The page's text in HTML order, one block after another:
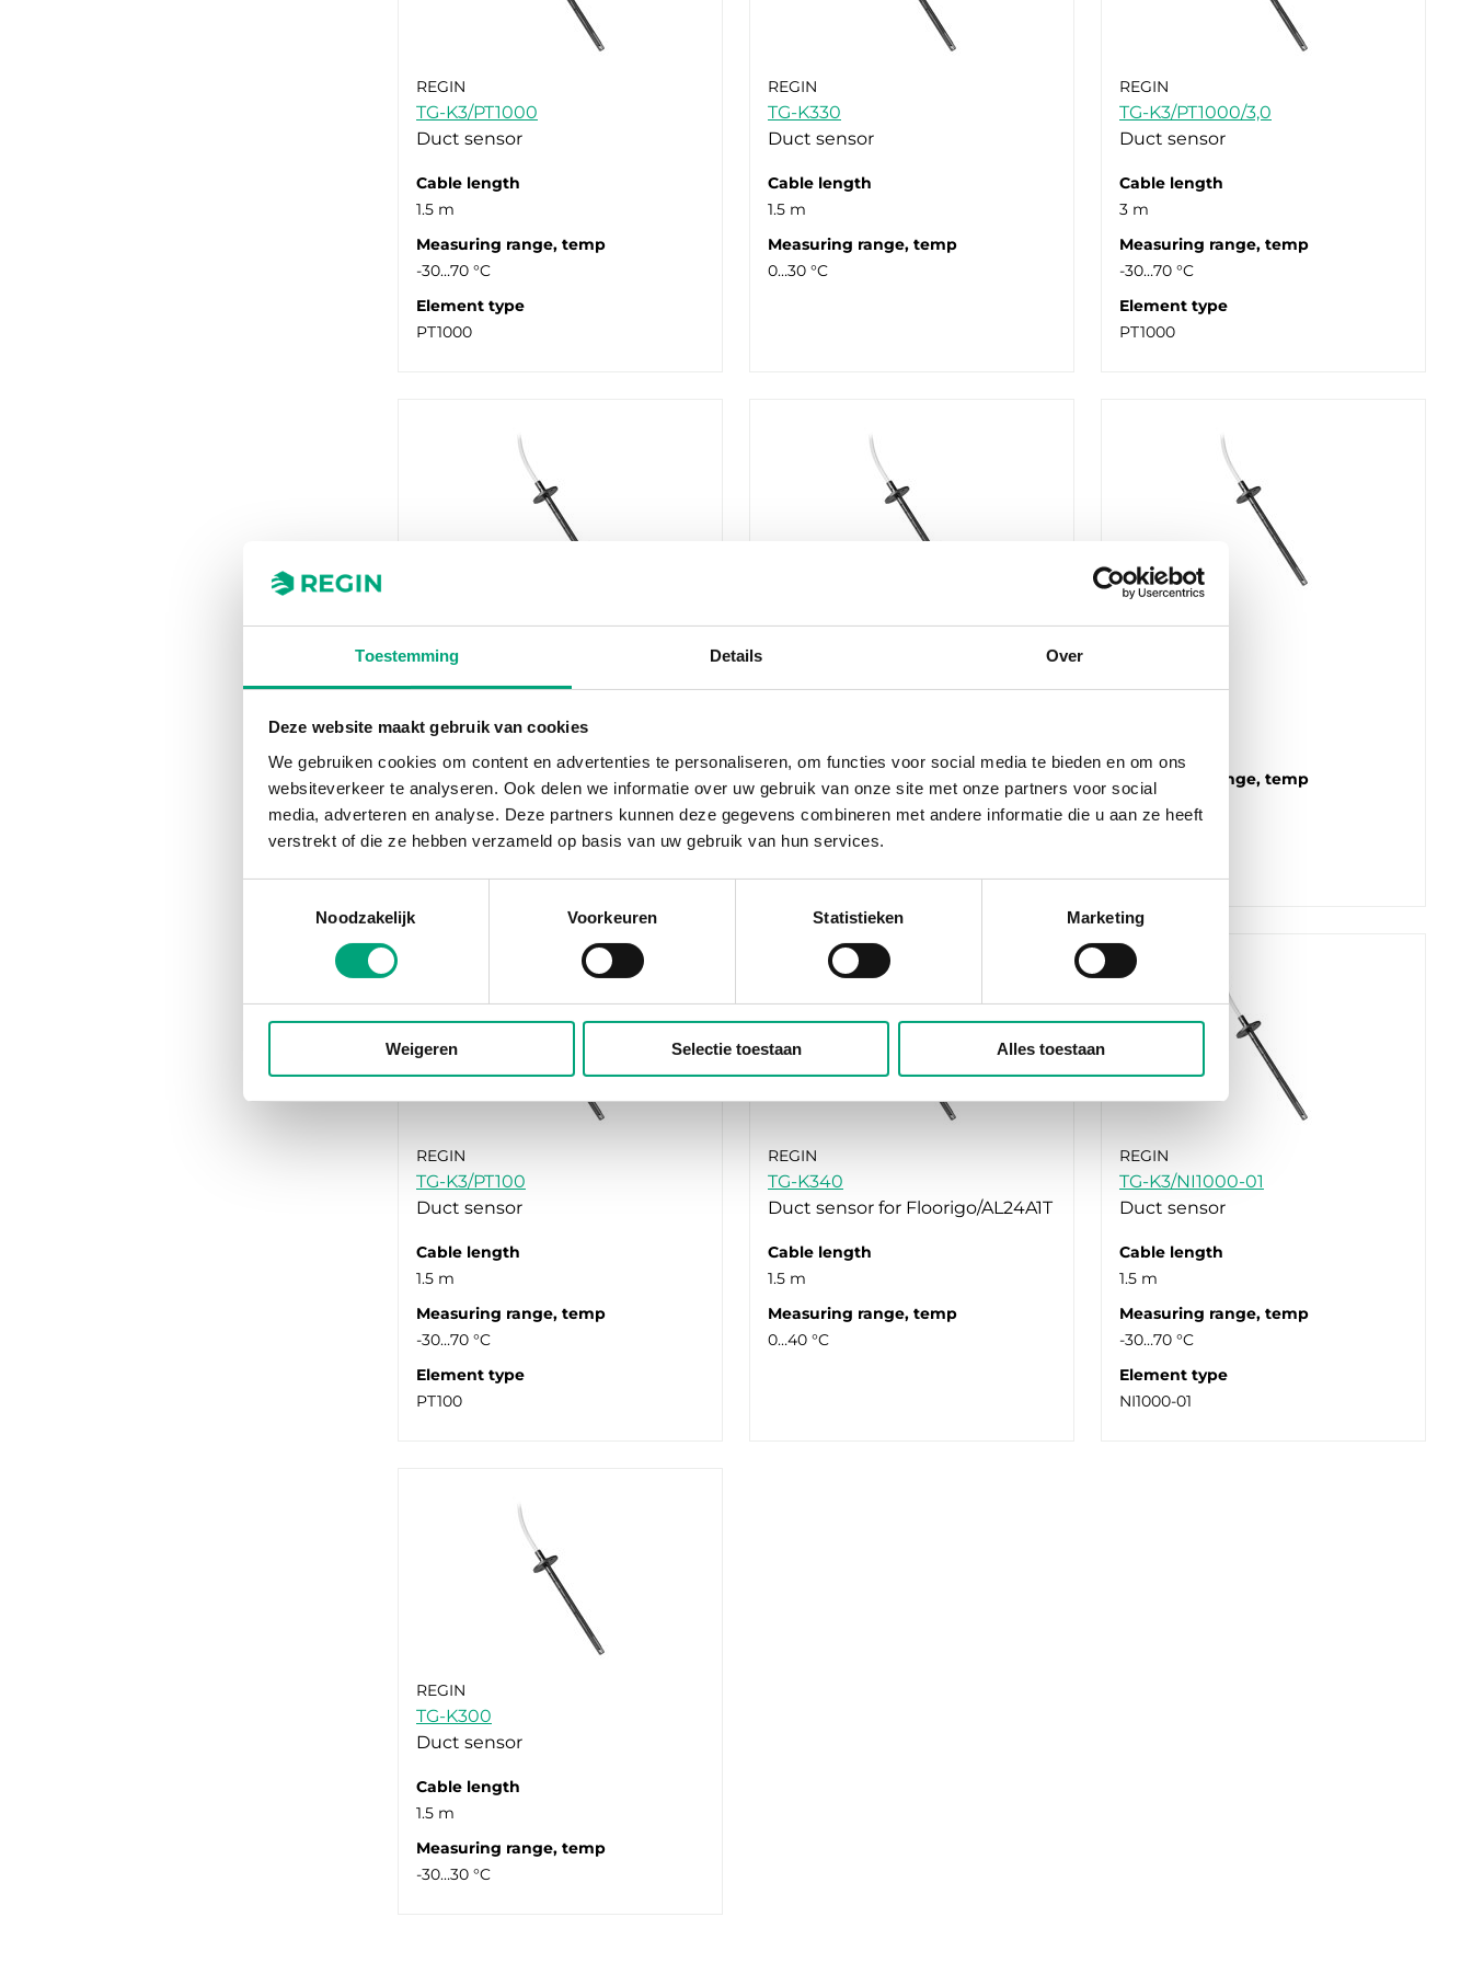
Toestemming Details Over
Deze website maakt gebruik van cookies
We gebruiken cookies om content en advertenties te personaliseren, om functies voor social media te bieden en om ons
websiteverkeer te analyseren. Ook delen we informatie over uw gebruik van onze site met onze partners voor social
media, adverteren en analyse. Deze partners kunnen deze gegevens combineren met andere informatie die u aan ze heeft
verstrekt of die ze hebben verzameld op basis van uw gebruik van hun services.
Noodzakelijk
Voorkeuren Statistieken Marketing
Weigeren Selectie toestaan Alles toestaan
REGIN
TG-K3/PT1000
Duct sensor
Cable length
1.5 m
Measuring range, temp
-30…70 °C
Element type
PT1000
REGIN
TG-K330
Duct sensor
Cable length
1.5 m
Measuring range, temp
0…30 °C
REGIN
TG-K3/PT1000/3,0
Duct sensor
Cable length
3 m
Measuring range, temp
-30…70 °C
Element type
PT1000
REGIN
TG-K360
Cable length
Measuring range, temp
0…60 °C
REGIN
Measuring range, temp
-30…70 °C
Element type
REGIN
Measuring range, temp
-20…10 °C
REGIN
TG-K3/PT100
Duct sensor
Cable length
1.5 m
Measuring range, temp
-30…70 °C
Element type
PT100
REGIN
TG-K340
Duct sensor for Floorigo/AL24A1T
Cable length
1.5 m
Measuring range, temp
0…40 °C
REGIN
TG-K3/NI1000-01
Duct sensor
Cable length
1.5 m
Measuring range, temp
-30…70 °C
Element type
NI1000-01
REGIN
TG-K300
Duct sensor
Cable length
1.5 m
Measuring range, temp
-30…30 °C